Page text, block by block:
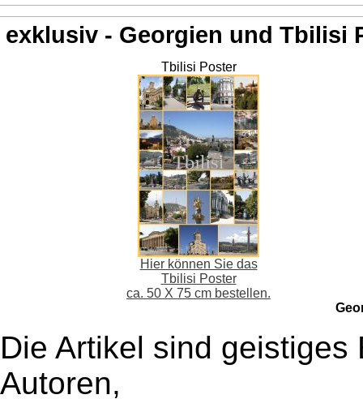
exklusiv - Georgien und Tbilisi
Tbilisi Poster
Hier können Sie das
Tbilisi Poster
ca. 50 X 75 cm bestellen.
Die Artikel sind
Autoren,